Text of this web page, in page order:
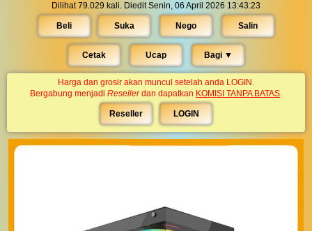
Dilihat 79.029 kali. Diedit Senin, 06 April 2026 13:43:23
Beli Suka Nego Salin
Cetak Ucap Bagi ▼︎
Harga dan grosir akan muncul setelah anda LOGIN.
Bergabung menjadi Resellerdan dapatkan KOMISI TANPA BATAS.
Reseller LOGIN